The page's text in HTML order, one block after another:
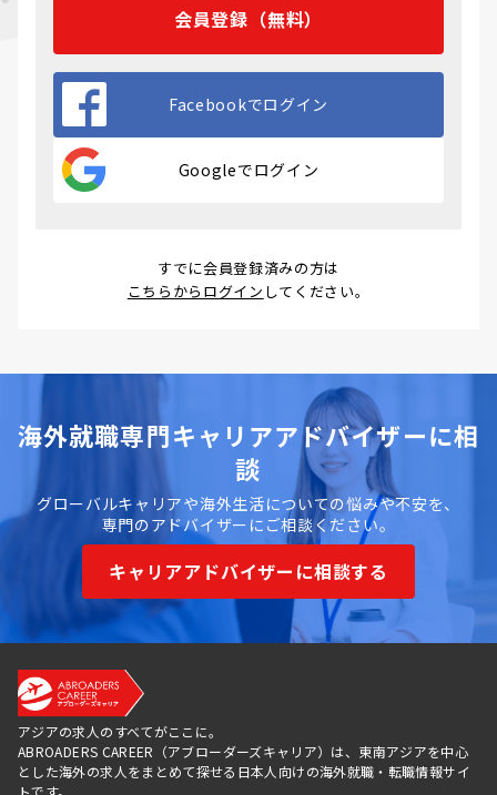
会員登録（無料）
Facebookでログイン
Googleでログイン
すでに会員登録済みの方は
こちらからログイン してください。
海外就職専門キャリアアドバイザーに相
談
グローバルキャリアや海外生活についての悩みや不安を、
専門のアドバイザーにご相談ください。
キャリアアドバイザーに相談する
アジアの求人のすべてがここに。
ABROADERS CAREER（アブローダーズキャリア）は、東南アジアを中心
とした海外の求人をまとめて探せる日本人向けの海外就職・転職情報サイ
トです。